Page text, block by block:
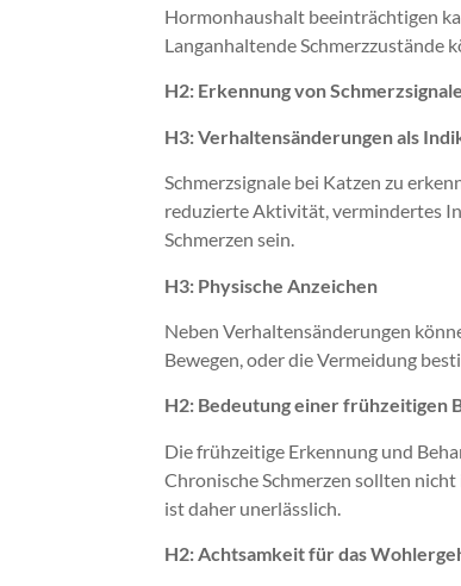
Hormonhaushalt beeinträchtigen
Langanhaltende Schmerzzustände
H2: Erkennung von
H3: Verhaltensänderungen als
Schmerzsignale bei Katzen zu
reduzierte Aktivität, vermindertes
Schmerzen sein.
H3: Physische Anzeichen
Neben Verhaltensänderungen
Bewegen, oder die Vermeidung
H2: Bedeutung einer frühzeitigen
Die frühzeitige Erkennung und
Chronische Schmerzen sollten
ist daher unerlässlich.
H2: Achtsamkeit für das